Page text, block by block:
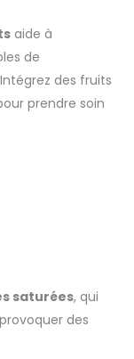
aide à
de
des fruits
prendre soin
saturées, qui
des